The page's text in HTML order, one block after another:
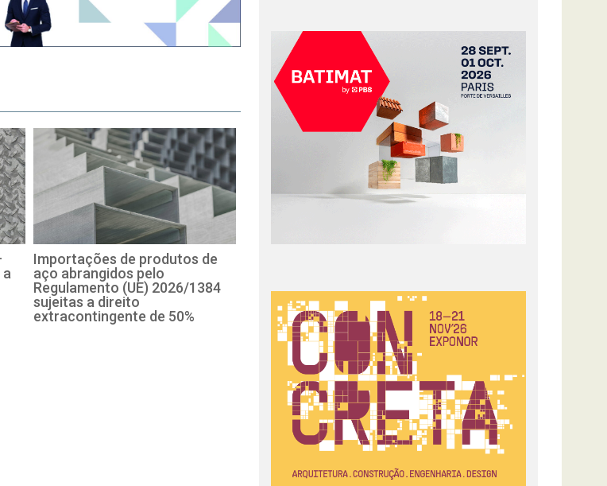
Importações de produtos de
aço abrangidos pelo
Regulamento (UE) 2026/1384
sujeitas a direito
extracontingente de 50%